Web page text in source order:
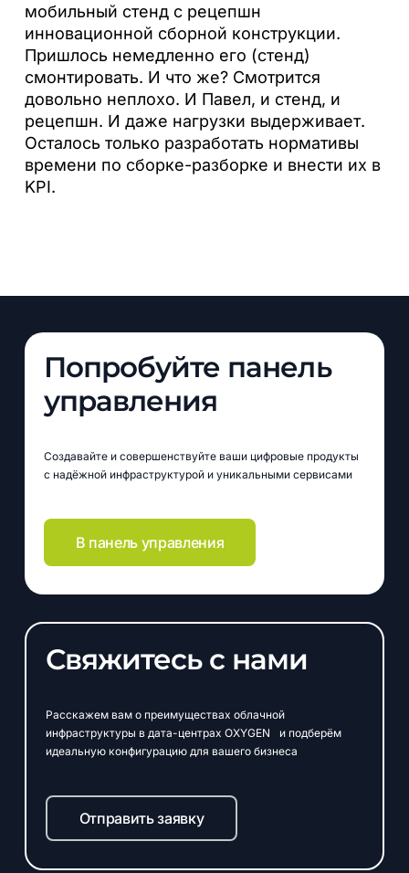
мобильный стенд с рецепшн
инновационной сборной конструкции.
Пришлось немедленно его (стенд)
смонтировать. И что же? Смотрится
довольно неплохо. И Павел, и стенд, и
рецепшн. И даже нагрузки выдерживает.
Осталось только разработать нормативы
времени по сборке-разборке и внести их в
KPI.
Попробуйте панель
управления
Создавайте и совершенствуйте ваши цифровые продукты
с надёжной инфраструктурой и уникальными сервисами
В панель управления
Свяжитесь с нами
Расскажем вам о преимуществах облачной
инфраструктуры в дата-центрах OXYGEN и подберём
идеальную конфигурацию для вашего бизнеса
Отправить заявку